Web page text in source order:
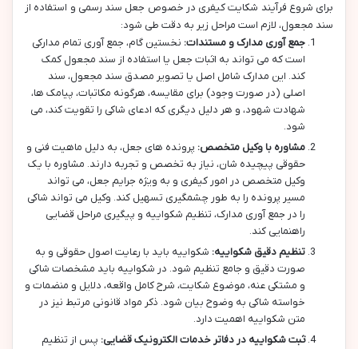
برای شروع فرآیند شکایت کیفری در خصوص جعل سند رسمی و استفاده از
سند مجعول، لازم است مراحل زیر به دقت طی شود:
جمع آوری مدارک و مستندات: نخستین گام، جمع آوری تمام مدارکی
است که می تواند به اثبات جعل یا استفاده از سند مجعول کمک
کند. این مدارک شامل اصل یا تصویر مصدق سند مجعول، سند
اصلی (در صورت وجود) برای مقایسه، هرگونه مکاتبات، پیامک ها،
شهادت شهود، و هر دلیل دیگری که ادعای شاکی را تقویت کند، می
شود.
مشاوره با وکیل متخصص: پرونده های جعل، به دلیل ماهیت فنی و
حقوقی پیچیده شان، نیاز به تخصص و تجربه دارند. مشاوره با یک
وکیل متخصص در امور کیفری و به ویژه جرایم جعل، می تواند
مسیر پرونده را به طور چشمگیری تسهیل کند. وکیل می تواند شاکی
را در جمع آوری مدارک، تنظیم شکواییه و پیگیری مراحل قضایی
راهنمایی کند.
تنظیم دقیق شکواییه: شکواییه باید با رعایت اصول حقوقی و به
صورت دقیق و جامع تنظیم شود. در شکواییه باید مشخصات شاکی
و مشتکی عنه، موضوع شکایت، شرح کامل واقعه، دلایل و منضمات و
خواسته شاکی به وضوح بیان شود. ذکر مواد قانونی مرتبط نیز در
متن شکواییه اهمیت دارد.
ثبت شکواییه در دفاتر خدمات الکترونیک قضایی: پس از تنظیم